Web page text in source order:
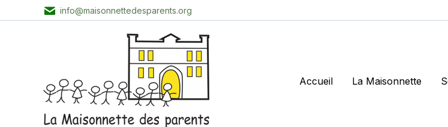
info@maisonnettedesparents.org
Accueil La Maisonnette